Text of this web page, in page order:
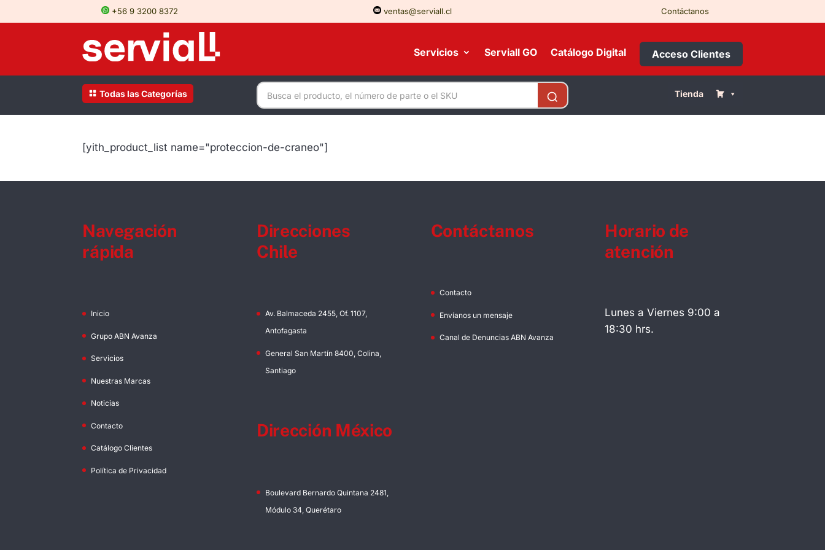
+56 9 3200 8372 ventas@serviall.cl Contáctanos
Servicios Serviall GO Catálogo Digital Acceso Clientes
Todas las Categorías Tienda
[yith_product_list name="proteccion-de-craneo"]
Navegación
rápida
Inicio
Grupo ABN Avanza
Servicios
Nuestras Marcas
Noticias
Contacto
Catálogo Clientes
Política de Privacidad
Direcciones
Chile
Av. Balmaceda 2455, Of. 1107,
Antofagasta
General San Martín 8400, Colina,
Santiago
Dirección México
Boulevard Bernardo Quintana 2481,
Módulo 34, Querétaro
Contáctanos
Contacto
Envíanos un mensaje
Canal de Denuncias ABN Avanza
Horario de
atención
Lunes a Viernes 9:00 a
18:30 hrs.